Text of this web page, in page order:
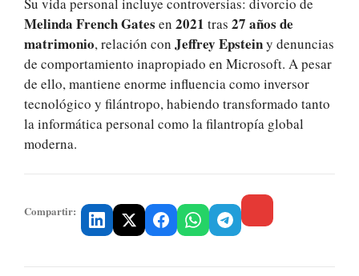
Melinda French Gates en 2021 tras 27 años de
matrimonio, relación con Jeffrey Epsteiny denuncias
de comportamiento inapropiado en Microsoft. A pesar
de ello, mantiene enorme influencia como inversor
tecnológico y filántropo, habiendo transformado tanto
la informática personal como la filantropía global
moderna.
Compartir: